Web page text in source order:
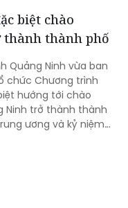
biệt chào
thành phố
Quảng Ninh vừa ban
chức Chương trình
hướng tới chào
Ninh trở thành thành
ương và kỷ niệm